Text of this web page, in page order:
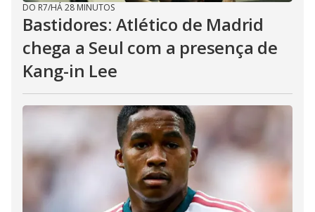
DO R7/HÁ 28 MINUTOS
Bastidores: Atlético de Madrid
chega a Seul com a presença de
Kang-in Lee